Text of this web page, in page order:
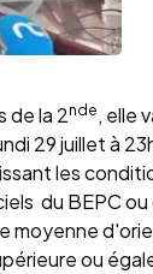
de la 2nde , elle
29 juillet à
les
du BEPC ou
moyenne
ou